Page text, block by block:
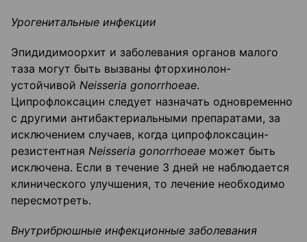
Урогенитальные инфекции
Эпидидимоорхит и заболевания органов малого
таза могут быть вызваны фторхинолон-
устойчивой Neisseria gonorrhoeae.
Ципрофлоксацин следует назначать одновременно
с другими антибактериальными препаратами, за
исключением случаев, когда ципрофлоксацин-
резистентная Neisseria gonorrhoeae может быть
исключена. Если в течение 3 дней не наблюдается
клинического улучшения, то лечение необходимо
пересмотреть.
Внутрибрюшные инфекционные заболевания